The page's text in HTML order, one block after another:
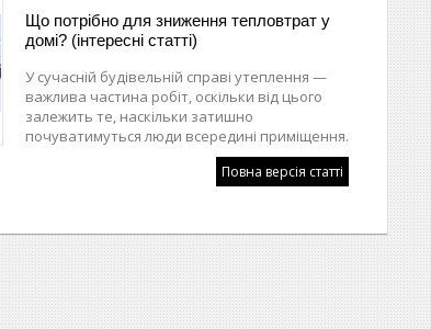
Що потрібно для зниження тепловтрат у
домі? (інтересні статті)
У сучасній будівельній справі утеплення —
важлива частина робіт, оскільки від цього
залежить те, наскільки затишно
почуватимуться люди всередині приміщення.
Повна версія статті